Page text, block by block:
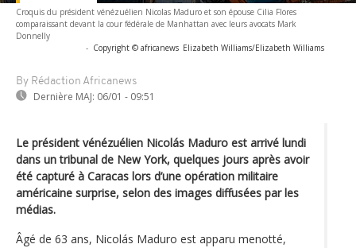
Croquis du président vénézuélien Nicolas Maduro et son épouse Cilia Flores
comparaissant devant la cour fédérale de Manhattan avec leurs avocats Mark
Donnelly
- Copyright © africanews Elizabeth Williams/Elizabeth Williams
By Rédaction Africanews
Dernière MAJ: 06/01 - 09:51
Le président vénézuélien Nicolás Maduro est arrivé lundi
dans un tribunal de New York, quelques jours après avoir
été capturé à Caracas lors d’une opération militaire
américaine surprise, selon des images diffusées par les
médias.
Âgé de 63 ans, Nicolás Maduro est apparu menotté,